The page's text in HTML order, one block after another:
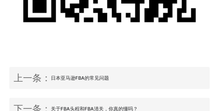
上一条： 日本亚马逊FBA的常见问题
下一条：关于FBA头程和FBA清关，你真的懂吗？